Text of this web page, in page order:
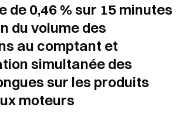
de 0,46 % sur 15 minutes
du volume des
au comptant et
simultanée des
sur les produits
moteurs